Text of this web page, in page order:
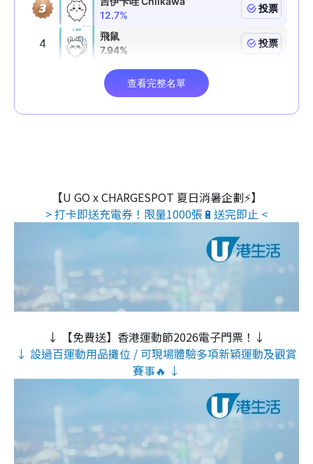
【U GO x CHARGESPOT 夏日消暑企劃⚡】
> 打卡即送充電券！限量1000張🔋送完即止 <
↓ 【免費送】香港運動節2026電子門票！↓
↓ 設過百運動用品攤位 / 可現場體驗多項新穎運動及觀賞
賽事🔥 ↓